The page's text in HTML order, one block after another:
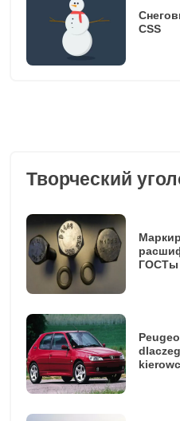
CSS
Творческий
ГОСТы